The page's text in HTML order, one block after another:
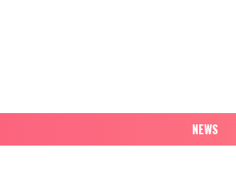
NEWS